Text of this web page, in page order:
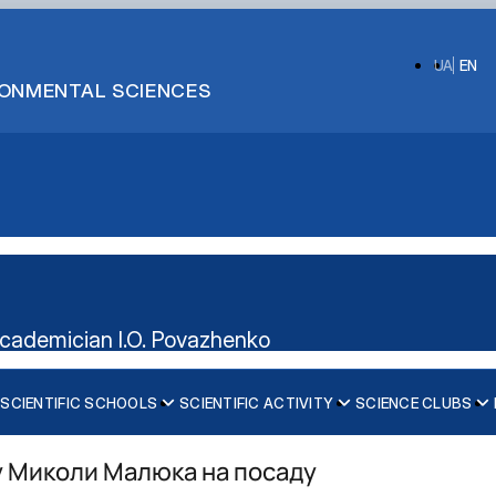
SCIENCES
EN
UA
I.O. Povazhenko
SCIENTIFIC SCHOOLS
SCHOOL OF VETERINARY SURGEO…
SCIENTIFIC ACTIVITY SCIENCE CLUBS
Information about the club
Members
Work plan and reports
Information about the club
Members
Work plan and reports
Миколи Малюка на посаду